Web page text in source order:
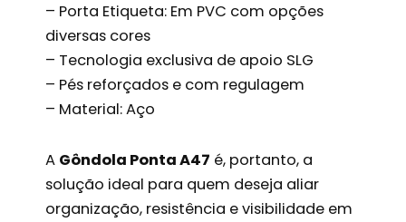
– Porta Etiqueta: Em PVC com opções
diversas cores
– Tecnologia exclusiva de apoio SLG
– Pés reforçados e com regulagem
– Material: Aço
A Gôndola Ponta A47 é, portanto, a
solução ideal para quem deseja aliar
organização, resistência e visibilidade em